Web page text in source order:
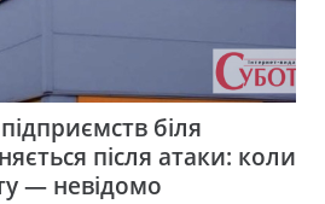
біля
після атаки: коли
— невідомо